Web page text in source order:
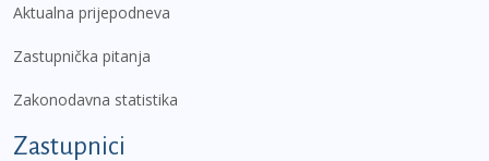
Aktualna prijepodneva
Zastupnička pitanja
Zakonodavna statistika
Zastupnici